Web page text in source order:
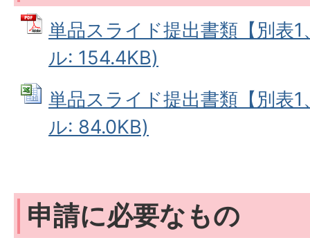
単品スライド提出書類【別表
ル: 154.4KB)
単品スライド提出書類【別表
ル: 84.0KB)
申請に必要なもの